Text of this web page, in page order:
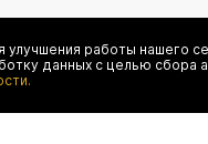
доступ ко всем
улучшения работы нашего
данных с целью сбора